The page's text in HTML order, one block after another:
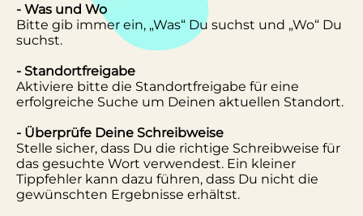
- Was und Wo
Bitte gib immer ein, „Was“ Du suchst und „Wo“ Du
suchst.
- Standortfreigabe
Aktiviere bitte die Standortfreigabe für eine
erfolgreiche Suche um Deinen aktuellen Standort.
- Überprüfe Deine Schreibweise
Stelle sicher, dass Du die richtige Schreibweise für
das gesuchte Wort verwendest. Ein kleiner
Tippfehler kann dazu führen, dass Du nicht die
gewünschten Ergebnisse erhältst.